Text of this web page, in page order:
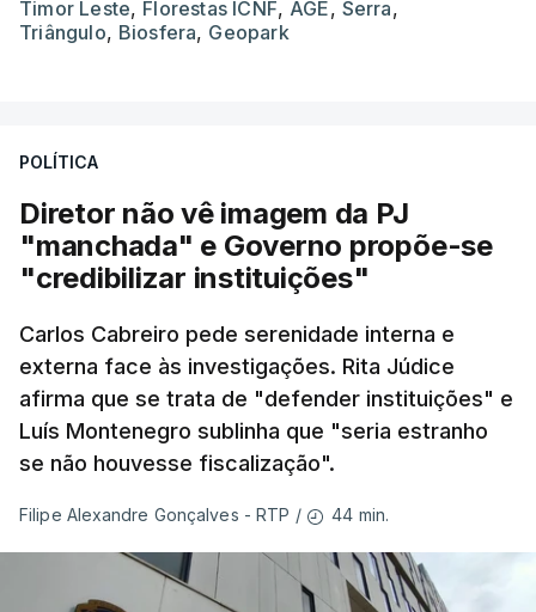
Timor Leste, Florestas ICNF, AGE, Serra,
Triângulo, Biosfera, Geopark
POLÍTICA
Diretor não vê imagem da PJ
"manchada" e Governo propõe-se
"credibilizar instituições"
Carlos Cabreiro pede serenidade interna e
externa face às investigações. Rita Júdice
afirma que se trata de "defender instituições" e
Luís Montenegro sublinha que "seria estranho
se não houvesse fiscalização".
Filipe Alexandre Gonçalves - RTP / 44 min.